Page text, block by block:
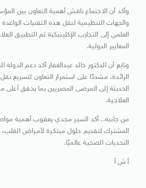
وأكد أن الاجتماع ناقش أهمية التعاون بين
والجهات التنظيمية لنقل هذه التقنيات
العلمي إلى التجارب الإكلينيكية ثم التطبيق
المعايير الدولية.
وتابع أن الدكتور خالد عبدالغفار أكد دعم الدولة
الرائدة، مشددًا على استمرار التعاون لتسريع نقل
الحديثة إلى المرضى المصريين بما يحقق أعلى
العلاجية.
من جانبه.. أكد السير مجدي يعقوب أهمية
المشترك لتقديم حلول مبتكرة لأمراض القلب،
التحديات الصحية عالميًا.
أ ش أ